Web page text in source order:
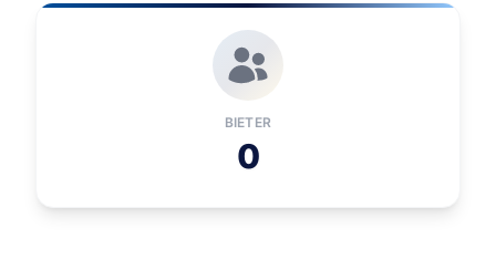
BIETER
0